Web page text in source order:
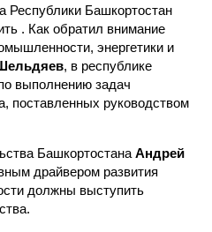
Республики Башкортостан
. Как обратил внимание
энергетики и
, в республике
выполнению задач
поставленных руководством
Башкортостана Андрей
драйвером развития
должны выступить